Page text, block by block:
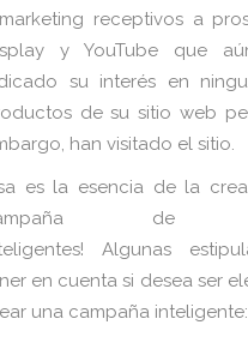
receptivos a
y YouTube que
su interés en
de su sitio web
han visitado el sitio.
es la esencia de la
de
Algunas
en cuenta si desea ser
una campaña inteligente: